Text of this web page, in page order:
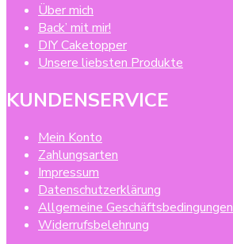
Über mich
Back’ mit mir!
DIY Caketopper
Unsere liebsten Produkte
KUNDENSERVICE
Mein Konto
Zahlungsarten
Impressum
Datenschutzerklärung
Allgemeine Geschäftsbedingungen
Widerrufsbelehrung